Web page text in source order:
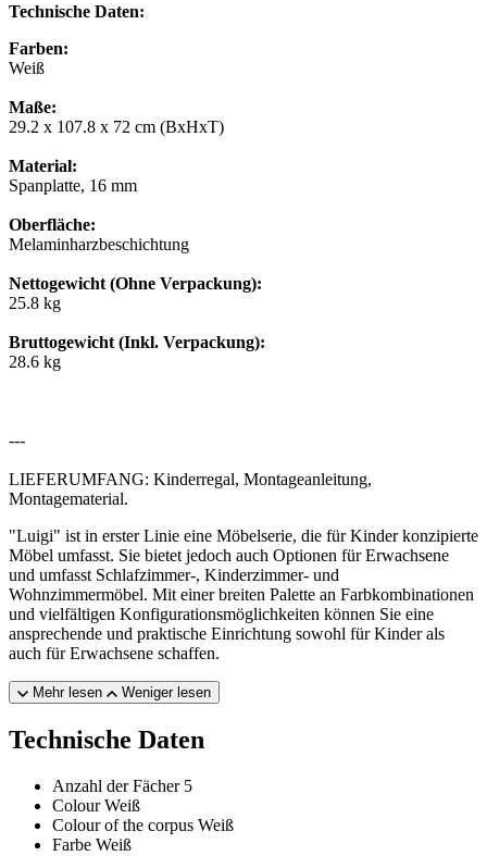
Technische Daten:
Farben:
Weiß
Maße:
29.2 x 107.8 x 72 cm (BxHxT)
Material:
Spanplatte, 16 mm
Oberfläche:
Melaminharzbeschichtung
Nettogewicht (Ohne Verpackung):
25.8 kg
Bruttogewicht (Inkl. Verpackung):
28.6 kg
---
LIEFERUMFANG: Kinderregal, Montageanleitung,
Montagematerial.
"Luigi" ist in erster Linie eine Möbelserie, die für Kinder konzipierte
Möbel umfasst. Sie bietet jedoch auch Optionen für Erwachsene
und umfasst Schlafzimmer-, Kinderzimmer- und
Wohnzimmermöbel. Mit einer breiten Palette an Farbkombinationen
und vielfältigen Konfigurationsmöglichkeiten können Sie eine
ansprechende und praktische Einrichtung sowohl für Kinder als
auch für Erwachsene schaffen.
Mehr lesen Weniger lesen
Technische Daten
Anzahl der Fächer 5
Colour Weiß
Colour of the corpus Weiß
Farbe Weiß